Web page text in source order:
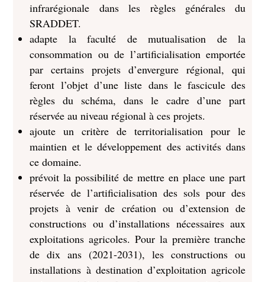
infrarégionale dans les règles générales du
SRADDET.
adapte la faculté de mutualisation de la
consommation ou de l’artificialisation emportée
par certains projets d’envergure régional, qui
feront l’objet d’une liste dans le fascicule des
règles du schéma, dans le cadre d’une part
réservée au niveau régional à ces projets.
ajoute un critère de territorialisation pour le
maintien et le développement des activités dans
ce domaine.
prévoit la possibilité de mettre en place une part
réservée de l’artificialisation des sols pour des
projets à venir de création ou d’extension de
constructions ou d’installations nécessaires aux
exploitations agricoles. Pour la première tranche
de dix ans (2021-2031), les constructions ou
installations à destination d’exploitation agricole